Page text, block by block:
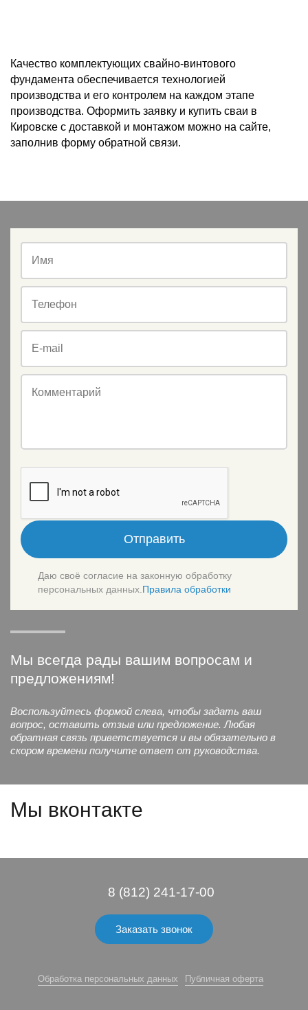
Качество комплектующих свайно-винтового
фундамента обеспечивается технологией
производства и его контролем на каждом этапе
производства. Оформить заявку и купить сваи в
Кировске с доставкой и монтажом можно на сайте,
заполнив форму обратной связи.
Имя
Телефон
E-mail
Комментарий
Отправить
Даю своё согласие на законную обработку
персональных данных. Правила обработки
Мы всегда рады вашим вопросам и
предложениям!
Воспользуйтесь формой слева, чтобы задать ваш
вопрос, оставить отзыв или предложение. Любая
обратная связь приветствуется и вы обязательно в
скором времени получите ответ от руководства.
Мы вконтакте
8 (812) 241-17-00
Заказать звонок
Обработка персональных данных Публичная оферта